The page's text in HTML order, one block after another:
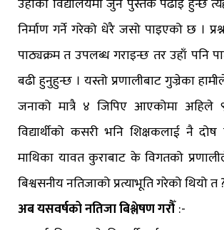
उहाँको विद्यालयमा जुन पुस्तक पढाइ हुन्छ
निर्माण गर्ने गरेको धेरै जसो पाइएको छ ।
पाठ्यक्रम त उपलब्ध गराइन्छ तर उहाँ पनि
बढी हुनुहुन्छ । यस्तो प्रणालीबाट गुज्रेका
जनाको मात्रै ४ जिपिए आएकोमा अहिले
विद्यार्थीको कसरी भनि शिक्षकलाई नै
माथिका यावत कुराबाट के विगतको
बिश्वसनीय नतिजाको प्रत्याभूति गरेको थियो त
अब यसवर्षको नतिजा बिश्लेषण गरौँ:-